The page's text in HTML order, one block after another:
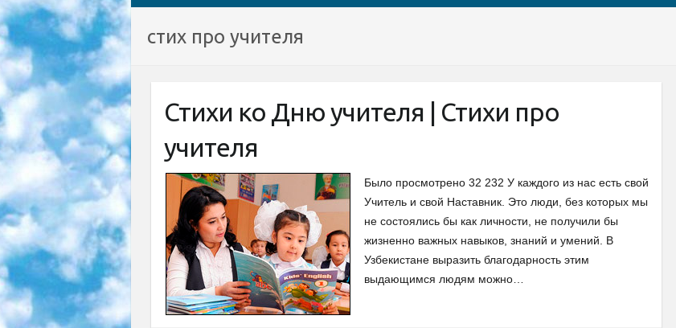
стих про учителя
Стихи ко Дню учителя | Стихи про
учителя
Было просмотрено 32 232 У каждого из нас есть свой
Учитель и свой Наставник. Это люди, без которых мы
не состоялись бы как личности, не получили бы
жизненно важных навыков, знаний и умений. В
Узбекистане выразить благодарность этим
выдающимся людям можно…